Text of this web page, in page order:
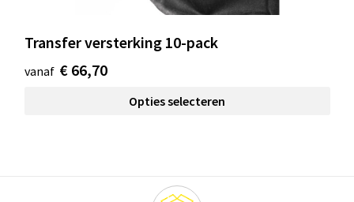
Transfer versterking 10-pack
vanaf € 66,70
Opties selecteren